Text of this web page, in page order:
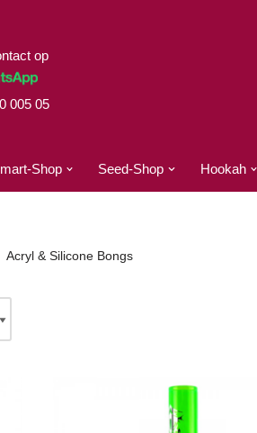
op
005 05
Shop Seed-Shop Hookah
Acryl & Silicone Bongs